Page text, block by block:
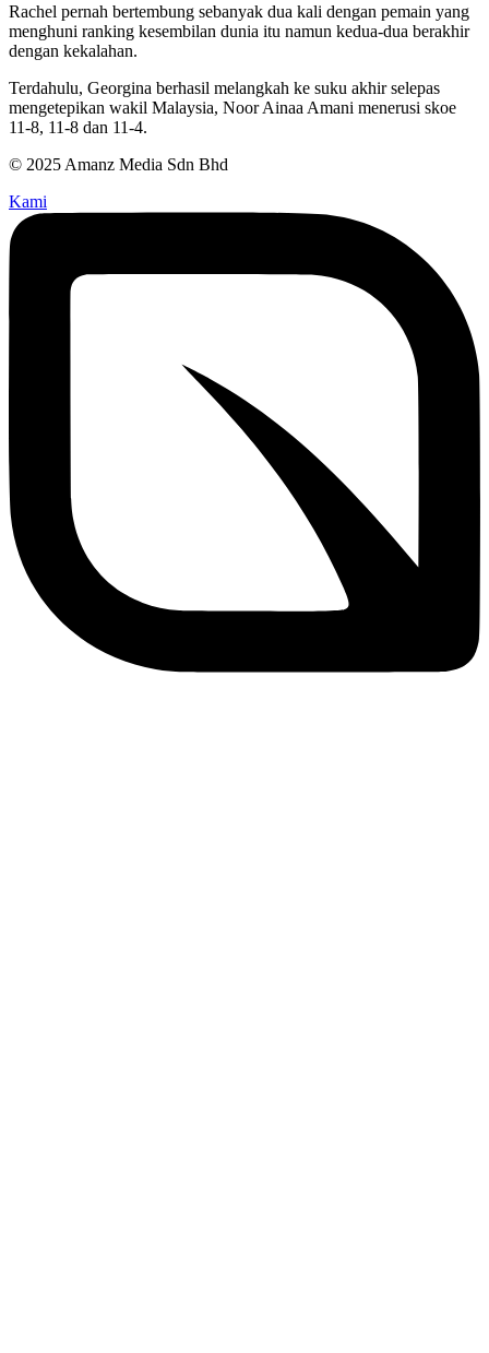
Rachel pernah bertembung sebanyak dua kali dengan pemain yang
menghuni ranking kesembilan dunia itu namun kedua-dua berakhir
dengan kekalahan.
Terdahulu, Georgina berhasil melangkah ke suku akhir selepas
mengetepikan wakil Malaysia, Noor Ainaa Amani menerusi skoe
11-8, 11-8 dan 11-4.
© 2025 Amanz Media Sdn Bhd
Kami